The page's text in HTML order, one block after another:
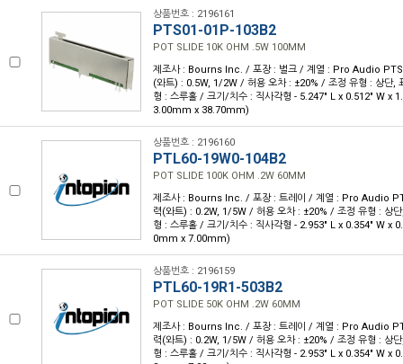
상품번호 : 2196161
PTS01-01P-103B2
POT SLIDE 10K OHM .5W 100MM
제조사 : Bourns Inc. / 포장 : 벌크 / 계열 : Pro Audio
(와트) : 0.5W, 1/2W / 허용 오차 : ±20% / 조정 유형 : 상단,
형 : 스루홀 / 크기/치수 : 직사각형 - 5.247" L x 0.512" W x
3.00mm x 38.70mm)
상품번호 : 2196160
PTL60-19W0-104B2
POT SLIDE 100K OHM .2W 60MM
제조사 : Bourns Inc. / 포장 : 트레이 / 계열 : Pro Audio
력(와트) : 0.2W, 1/5W / 허용 오차 : ±20% / 조정 유형 : 상
형 : 스루홀 / 크기/치수 : 직사각형 - 2.953" L x 0.354" W x
0mm x 7.00mm)
상품번호 : 2196159
PTL60-19R1-503B2
POT SLIDE 50K OHM .2W 60MM
제조사 : Bourns Inc. / 포장 : 트레이 / 계열 : Pro Audio
력(와트) : 0.2W, 1/5W / 허용 오차 : ±20% / 조정 유형 : 상
형 : 스루홀 / 크기/치수 : 직사각형 - 2.953" L x 0.354" W x